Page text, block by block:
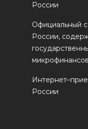
России
Официальный
России,
России